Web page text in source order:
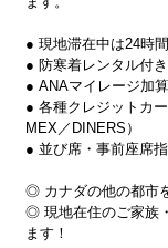
● 現地滞在中は24時
● 防寒着レンタル付
● ANAマイレージ加
● 各種クレジットカ
MEX／DINERS）
● 並び席・事前座席
◎ カナダの他の都市
◎ 現地在住のご家族
ます！